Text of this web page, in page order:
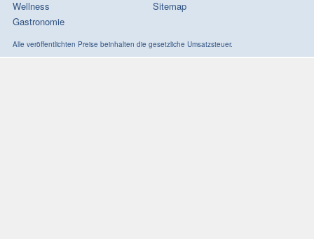
Wellness
Gastronomie
Sitemap
Alle veröffentlichten Preise beinhalten die gesetzliche Umsatzsteuer.